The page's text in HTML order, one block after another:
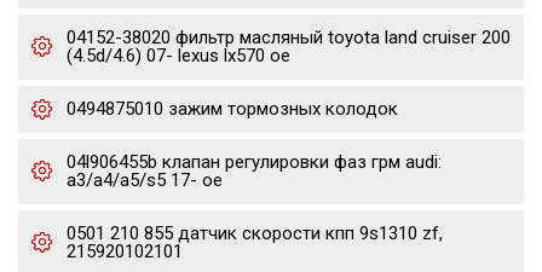
04152-38020 фильтр масляный toyota land cruiser 200
(4.5d/4.6) 07- lexus lx570 oe
0494875010 зажим тормозных колодок
04l906455b клапан регулировки фаз грм audi:
a3/a4/a5/s5 17- oe
0501 210 855 датчик скорости кпп 9s1310 zf,
215920102101